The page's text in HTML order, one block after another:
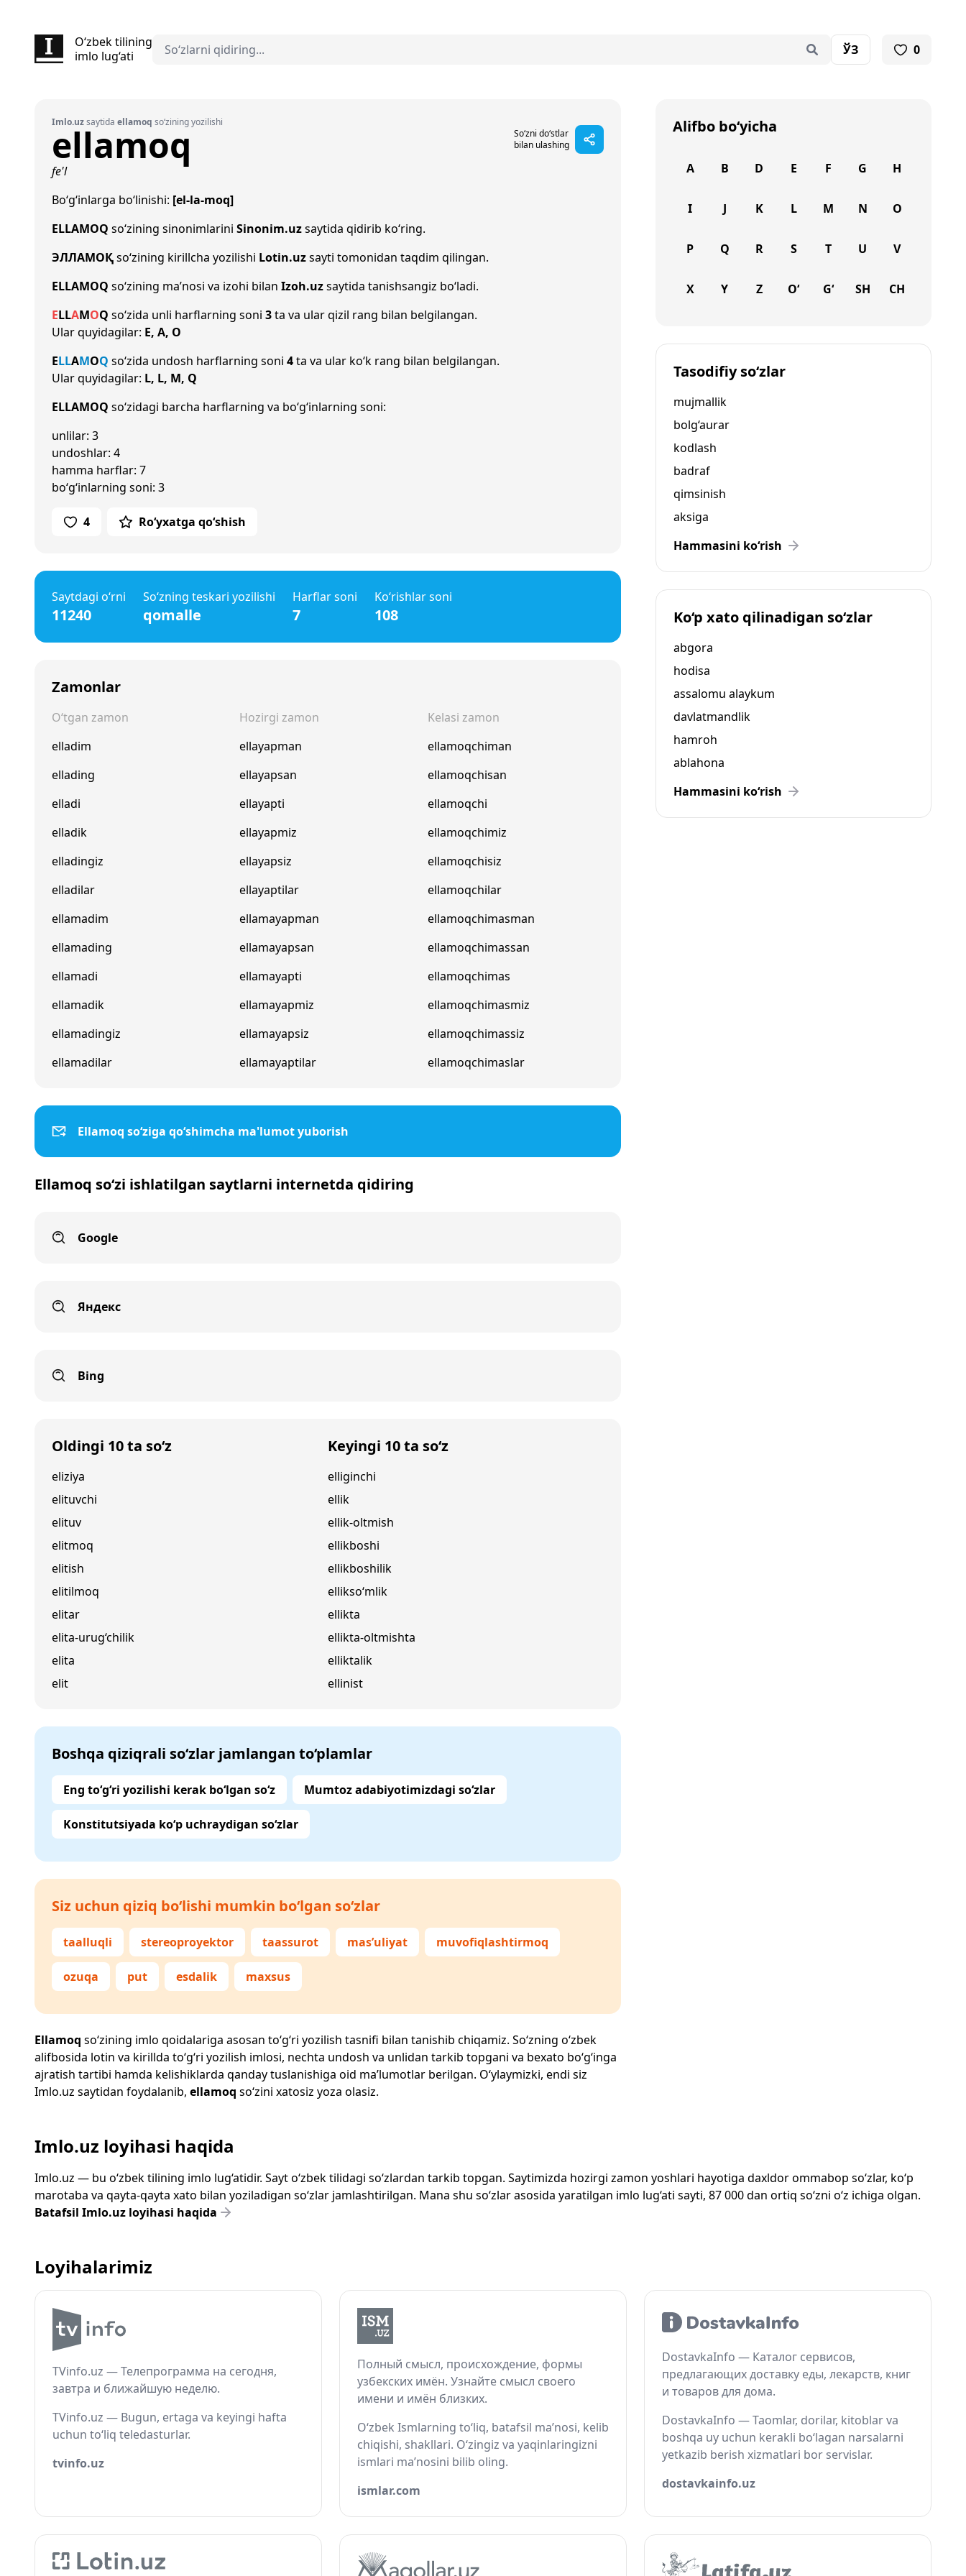
O‘zbek tilining
imlo lug‘ati
ЎЗ 0
Imlo.uzsaytida ellamoq so‘zining yozilishi
ellamoq
So‘zni do‘stlar
bilan ulashing
fe'l
Bo‘g‘inlarga bo‘linishi: [el-la-moq]
ELLAMOQ so‘zining sinonimlarini Sinonim.uzsaytida qidirib ko‘ring.
ЭЛЛАМОҚso‘zining kirillcha yozilishi Lotin.uzsayti tomonidan taqdim qilingan.
ELLAMOQ so‘zining ma’nosi va izohi bilan Izoh.uzsaytida tanishsangiz bo‘ladi.
ELLAMOQ so‘zida unli harflarning soni 3ta va ular qizil rang bilan belgilangan.
Ular quyidagilar: E, A, O
ELLAMOQ so‘zida undosh harflarning soni 4ta va ular ko‘k rang bilan belgilangan.
Ular quyidagilar: L, L, M, Q
ELLAMOQ so‘zidagi barcha harflarning va bo‘g‘inlarning soni:
unlilar: 3
undoshlar: 4
hamma harflar: 7
bo‘g‘inlarning soni: 3
4 Ro‘yxatga qo‘shish
Saytdagi o‘rni
11240
So‘zning teskari yozilishi
qomalle
Harflar soni
7
Ko‘rishlar soni
108
Zamonlar
O‘tgan zamon
elladim
ellading
elladi
elladik
elladingiz
elladilar
ellamadim
ellamading
ellamadi
ellamadik
ellamadingiz
ellamadilar
Hozirgi zamon
ellayapman
ellayapsan
ellayapti
ellayapmiz
ellayapsiz
ellayaptilar
ellamayapman
ellamayapsan
ellamayapti
ellamayapmiz
ellamayapsiz
ellamayaptilar
Kelasi zamon
ellamoqchiman
ellamoqchisan
ellamoqchi
ellamoqchimiz
ellamoqchisiz
ellamoqchilar
ellamoqchimasman
ellamoqchimassan
ellamoqchimas
ellamoqchimasmiz
ellamoqchimassiz
ellamoqchimaslar
Ellamoq so‘ziga qo‘shimcha ma'lumot yuborish
Ellamoq so‘zi ishlatilgan saytlarni internetda qidiring
Google
Яндекс
Bing
Oldingi 10 ta so‘z
eliziya
elituvchi
elituv
elitmoq
elitish
elitilmoq
elitar
elita-urug‘chilik
elita
elit
Keyingi 10 ta so‘z
elliginchi
ellik
ellik-oltmish
ellikboshi
ellikboshilik
ellikso‘mlik
ellikta
ellikta-oltmishta
elliktalik
ellinist
Boshqa qiziqrali so‘zlar jamlangan to‘plamlar
Eng to‘g‘ri yozilishi kerak bo‘lgan so‘z Mumtoz adabiyotimizdagi so‘zlar
Konstitutsiyada ko‘p uchraydigan so‘zlar
Siz uchun qiziq bo‘lishi mumkin bo‘lgan so‘zlar
taalluqli stereoproyektor taassurot mas’uliyat muvofiqlashtirmoq
ozuqa put esdalik maxsus
Ellamoq so‘zining imlo qoidalariga asosan to‘g‘ri yozilish tasnifi bilan tanishib chiqamiz. So‘zning o‘zbek
alifbosida lotin va kirillda to‘g‘ri yozilish imlosi, nechta undosh va unlidan tarkib topgani va bexato bo‘g‘inga
ajratish tartibi hamda kelishiklarda qanday tuslanishiga oid ma’lumotlar berilgan. O‘ylaymizki, endi siz
Imlo.uz saytidan foydalanib, ellamoq so‘zini xatosiz yoza olasiz.
Alifbo bo‘yicha
A B D E F G H
I J K L M N O
P Q R S T U V
X Y Z O‘ G‘ SH CH
Tasodifiy so‘zlar
mujmallik
bolg‘aurar
kodlash
badraf
qimsinish
aksiga
Hammasini ko‘rish
Ko‘p xato qilinadigan so‘zlar
abgora
hodisa
assalomu alaykum
davlatmandlik
hamroh
ablahona
Hammasini ko‘rish
Imlo.uz loyihasi haqida
Imlo.uz — bu o‘zbek tilining imlo lug‘atidir. Sayt o‘zbek tilidagi so‘zlardan tarkib topgan. Saytimizda hozirgi zamon yoshlari hayotiga daxldor ommabop so‘zlar, ko‘p
marotaba va qayta-qayta xato bilan yoziladigan so‘zlar jamlashtirilgan. Mana shu so‘zlar asosida yaratilgan imlo lug‘ati sayti, 87 000 dan ortiq so‘zni o‘z ichiga olgan.
Batafsil Imlo.uz loyihasi haqida
Loyihalarimiz
TVinfo.uz — Телепрограмма на сегодня,
завтра и ближайшую неделю.
TVinfo.uz — Bugun, ertaga va keyingi hafta
uchun to‘liq teledasturlar.
tvinfo.uz
Полный смысл, происхождение, формы
узбекских имён. Узнайте смысл своего
имени и имён близких.
O‘zbek Ismlarning to‘liq, batafsil ma’nosi, kelib
chiqishi, shakllari. O‘zingiz va yaqinlaringizni
ismlari ma’nosini bilib oling.
ismlar.com
DostavkaInfo — Каталог сервисов,
предлагающих доставку еды, лекарств, книг
и товаров для дома.
DostavkaInfo — Taomlar, dorilar, kitoblar va
boshqa uy uchun kerakli bo‘lagan narsalarni
yetkazib berish xizmatlari bor servislar.
dostavkainfo.uz